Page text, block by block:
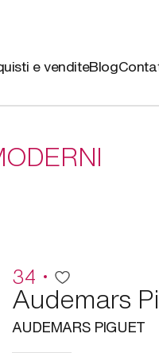
e venditeBlog
34
Audemars
AUDEMARS PIGUET